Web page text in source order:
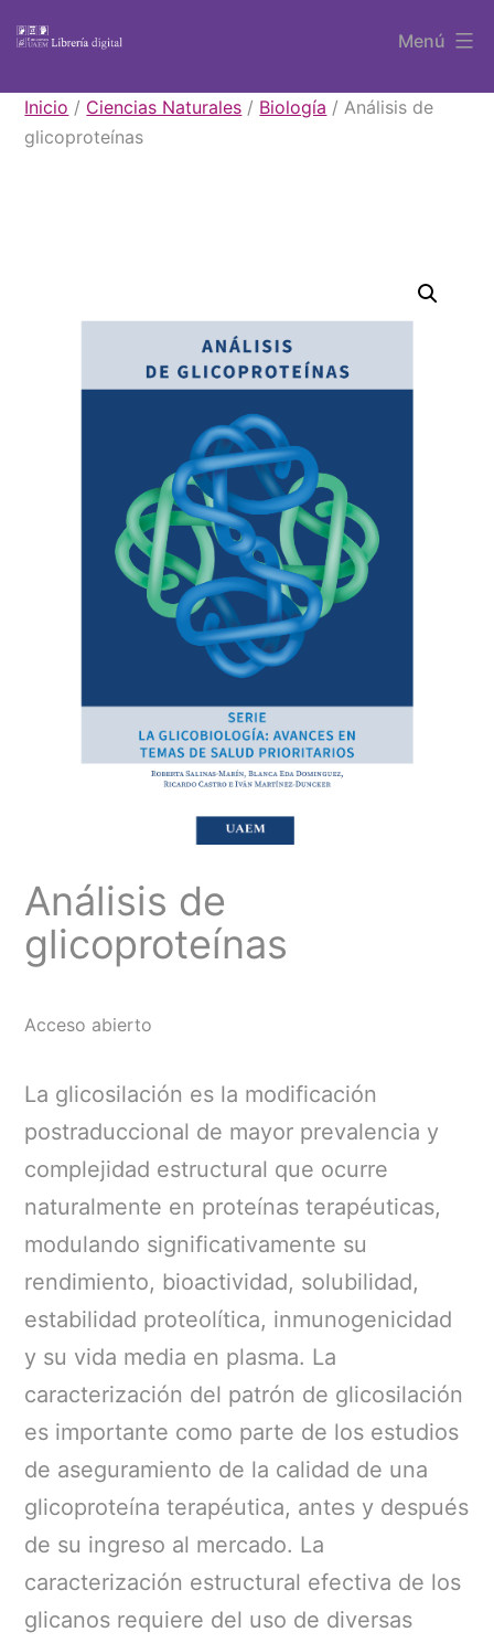
contenido
Libros
UAEM
Menú
Inicio / Ciencias Naturales / Biología / Análisis de
glicoproteínas
Análisis de
glicoproteínas
Acceso abierto
La glicosilación es la modificación
postraduccional de mayor prevalencia y
complejidad estructural que ocurre
naturalmente en proteínas terapéuticas,
modulando significativamente su
rendimiento, bioactividad, solubilidad,
estabilidad proteolítica, inmunogenicidad
y su vida media en plasma. La
caracterización del patrón de glicosilación
es importante como parte de los estudios
de aseguramiento de la calidad de una
glicoproteína terapéutica, antes y después
de su ingreso al mercado. La
caracterización estructural efectiva de los
glicanos requiere del uso de diversas